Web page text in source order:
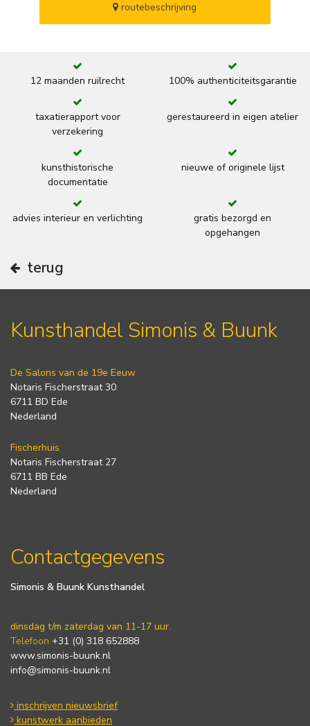
routebeschrijving
12 maanden ruilrecht 100% authenticiteitsgarantie
taxatierapport voor
verzekering
gerestaureerd in eigen atelier
kunsthistorische
documentatie
nieuwe of originele lijst
advies interieur en verlichting
gratis bezorgd en
opgehangen
terug
Kunsthandel Simonis & Buunk
De Salons van de 19e Eeuw
Notaris Fischerstraat 30
6711 BD Ede
Nederland
Fischerhuis
Notaris Fischerstraat 27
6711 BB Ede
Nederland
Contactgegevens
Simonis & Buunk Kunsthandel
dinsdag t/m zaterdag van 11-17 uur.
Telefoon +31 (0) 318 652888
www.simonis-buunk.nl
info@simonis-buunk.nl
inschrijven nieuwsbrief
kunstwerk aanbieden